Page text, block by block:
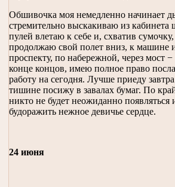
Обшивочка моя немедленно начинает
стремительно выскакиваю из кабинета
пулей влетаю к себе и, схватив сумочку,
продолжаю свой полет вниз, к машине
проспекту, по набережной, через мост
конце концов, имею полное право
работу на сегодня. Лучше приеду
тишине посижу в завалах бумаг. По
никто не будет неожиданно появляться
будоражить нежное девичье сердце.
24 июня